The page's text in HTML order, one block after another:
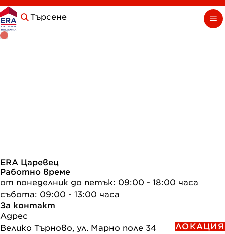
Търсене
ERA Царевец
Работно време
от понеделник до петък: 09:00 - 18:00 часа
събота: 09:00 - 13:00 часа
За контакт
Адрес
Велико Търново, ул. Марно поле 34
ЛОКАЦИЯ